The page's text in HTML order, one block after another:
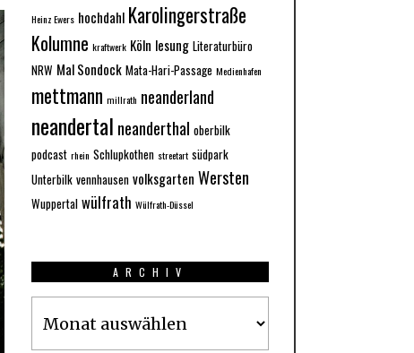
Heinz Ewers hochdahl Karolingerstraße
Kolumne kraftwerk Köln lesung Literaturbüro
NRW Mal Sondock Mata-Hari-Passage Medienhafen
mettmann millrath neanderland
neandertal neanderthal oberbilk
podcast rhein Schlupkothen streetart südpark
Unterbilk vennhausen volksgarten Wersten
Wuppertal wülfrath Wülfrath-Düssel
ARCHIV